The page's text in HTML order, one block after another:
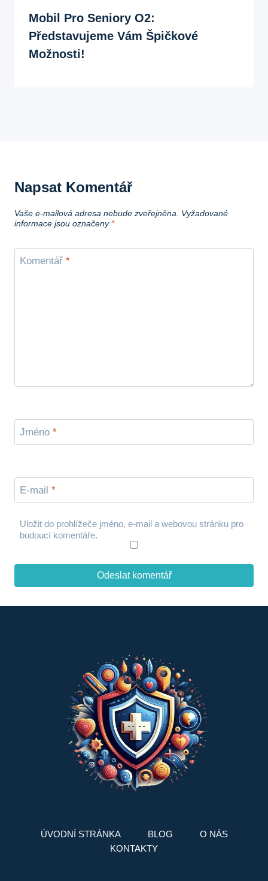
Mobil Pro Seniory O2:
Představujeme Vám Špičkové
Možnosti!
Napsat Komentář
Vaše e-mailová adresa nebude zveřejněna. Vyžadované
informace jsou označeny *
Komentář *
Jméno *
E-mail *
Uložit do prohlížeče jméno, e-mail a webovou stránku pro
budoucí komentáře.
ÚVODNÍ STRÁNKA BLOG
O NÁS
KONTAKTY